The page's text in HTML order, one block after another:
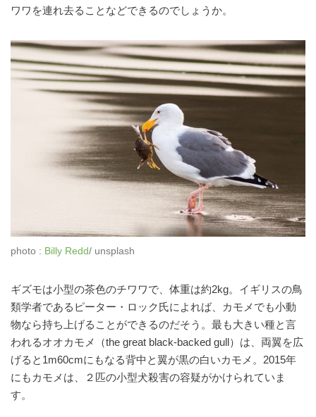
ワワを連れ去ることなどできるのでしょうか。
photo : Billy Redd/ unsplash
ギズモは小型の茶色のチワワで、体重は約2kg。イギリスの鳥
類学者であるピーター・ロック氏によれば、カモメでも小動
物なら持ち上げることができるのだそう。最も大きい種と言
われるオオカモメ（the great black-backed gull）は、両翼を広
げると1m60cmにもなる背中と翼が黒の白いカモメ。2015年
にもカモメは、２匹の小型犬殺害の容疑がかけられていま
す。